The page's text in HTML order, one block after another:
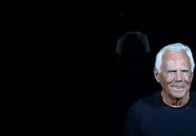
BACK TO OFFICE/SCHOOL
BIZBENDOVI
BIZLIFE WEEK
BMW BIZNIS LIGA